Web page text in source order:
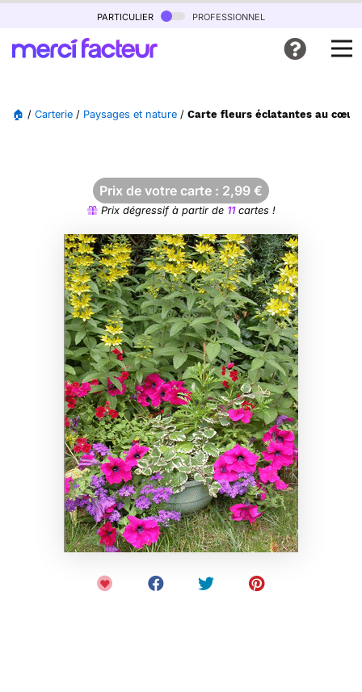
particulier professionnel
🏠 / Carterie / Paysages et nature / Carte fleurs éclatantes au cœur
Prix de votre carte : 2,99 €
Prix dégressif à partir de 11cartes !